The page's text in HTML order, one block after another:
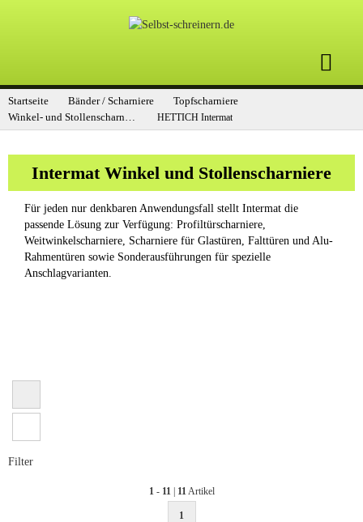
Startseite Bänder / Scharniere
Topfscharniere
Winkel- und Stollenscharniere
HETTICH Intermat
Intermat Winkel und Stollenscharniere
Für jeden nur denkbaren Anwendungsfall stellt Intermat die
passende Lösung zur Verfügung: Profiltürscharniere,
Weitwinkelscharniere, Scharniere für Glastüren, Falttüren und Alu-
Rahmentüren sowie Sonderausführungen für spezielle
Anschlagvarianten.
Filter
1- 11| 11Artikel
1